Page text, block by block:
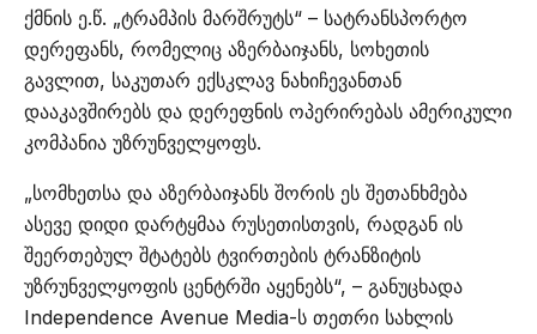
ქმნის ე.წ. „ტრამპის მარშრუტს“ – სატრანსპორტო
დერეფანს, რომელიც აზერბაიჯანს, სოხეთის
გავლით, საკუთარ ექსკლავ ნახიჩევანთან
დააკავშირებს და დერეფნის ოპერირებას ამერიკული
კომპანია უზრუნველყოფს.
„სომხეთსა და აზერბაიჯანს შორის ეს შეთანხმება
ასევე დიდი დარტყმაა რუსეთისთვის, რადგან ის
შეერთებულ შტატებს ტვირთების ტრანზიტის
უზრუნველყოფის ცენტრში აყენებს“, – განუცხადა
Independence Avenue Media-ს თეთრი სახლის